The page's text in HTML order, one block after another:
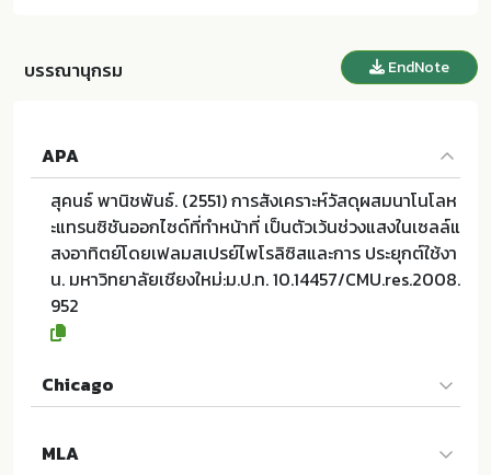
บรรณานุกรม EndNote
APA
สุคนธ์ พานิชพันธ์. (2551) การสังเคราะห์วัสดุผสมนาโนโลห
ะแทรนซิชันออกไซด์ที่ทำหน้าที่ เป็นตัวเว้นช่วงแสงในเซลล์แ
สงอาทิตย์โดยเฟลมสเปรย์ไพโรลิซิสและการ ประยุกต์ใช้งา
น. มหาวิทยาลัยเชียงใหม่:ม.ป.ท. 10.14457/CMU.res.2008.
952
Chicago
แทรนซิชันออกไซด์ที่ทำหน้าที่ เป็นตัวเว้นช่วงแสงในเซลล์แ
MLA